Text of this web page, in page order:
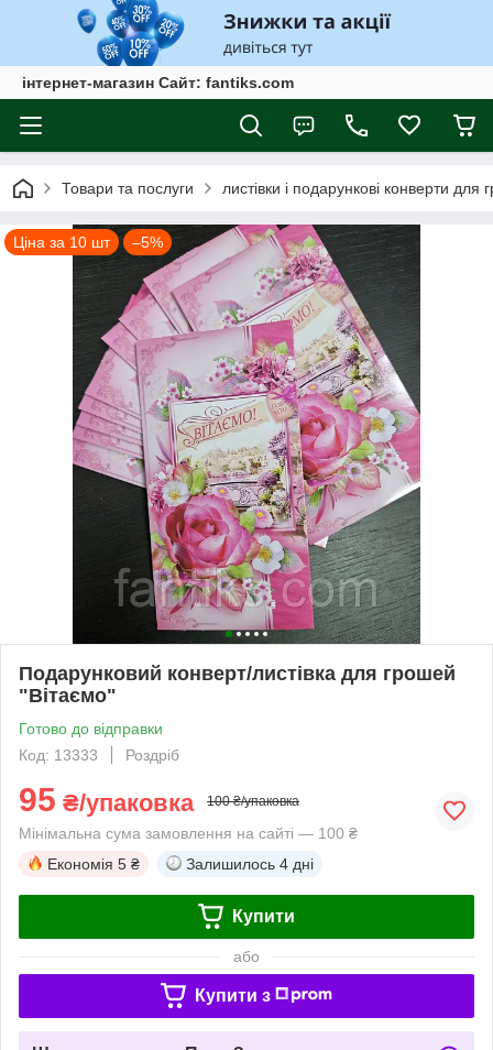
інтернет-магазин Сайт: fantiks.com
Товари та послуги листівки і подарункові конверти для
Ціна за 10 шт –5%
Подарунковий конверт/листівка для грошей
"Вітаємо"
Готово до відправки
Код: 13333
Роздріб
95 ₴/упаковка 100 ₴/упаковка
Мінімальна сума замовлення на сайті — 100 ₴
Економія 5 ₴ Залишилось 4 дні
Купити
або
Купити з